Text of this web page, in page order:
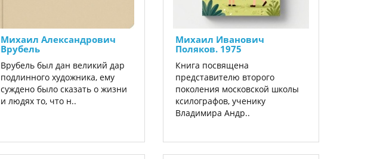
Михаил Александрович
Врубель
Врубель был дан великий дар
подлинного художника, ему
суждено было сказать о жизни
и людях то, что н..
Михаил Иванович
Поляков. 1975
Книга посвящена
представителю второго
поколения московской школы
ксилографов, ученику
Владимира Андр..